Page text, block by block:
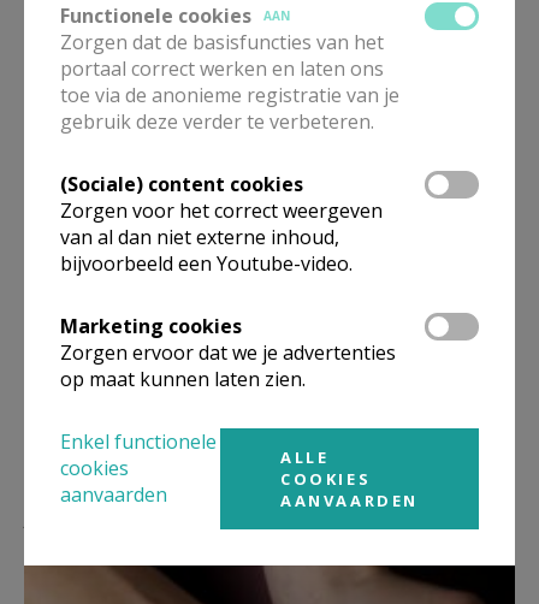
catechesemomenten van een van de werkingen, geef
ons dan een seintje en we ontvangen je met open
armen!
Vormseltocht
Ieder jaar organiseren we een vormseltocht voor de
vormelingen samen met hun gezin.
Hieronder kan je deze tocht ook vanuit je eigen huis
Klik hier voor de vormseltocht >>>
Functionele cookies
AAN
Zorgen dat de basisfuncties van het
portaal correct werken en laten ons
toe via de anonieme registratie van je
gebruik deze verder te verbeteren.
(Sociale) content cookies
Zorgen voor het correct weergeven
van al dan niet externe inhoud,
bijvoorbeeld een Youtube-video.
Marketing cookies
Zorgen ervoor dat we je advertenties
op maat kunnen laten zien.
Enkel functionele
cookies
aanvaarden
ALLE
COOKIES
AANVAARDEN